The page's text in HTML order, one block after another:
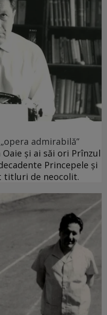
admirabilă”
și ai săi ori Prînzul
Princepele și
titluri de neocolit.